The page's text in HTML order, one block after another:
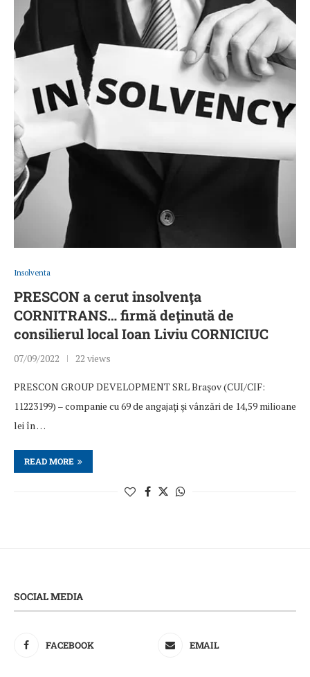
Insolventa
PRESCON a cerut insolvenţa
CORNITRANS… firmă deţinută de
consilierul local Ioan Liviu CORNICIUC
07/09/2022 22 views
PRESCON GROUP DEVELOPMENT SRL Braşov (CUI/CIF:
11223199) – companie cu 69 de angajaţi şi vânzări de 14,59 milioane
lei în …
READ MORE
SOCIAL MEDIA
FACEBOOK EMAIL